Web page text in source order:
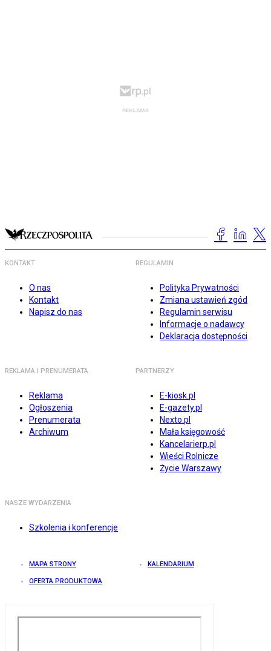
KONTAKT
O nas
Kontakt
Napisz do nas
REGULAMIN
Polityka Prywatności
Zmiana ustawień zgód
Regulamin serwisu
Informacje o nadawcy
Deklaracja dostępności
REKLAMA I PRENUMERATA
Reklama
Ogłoszenia
Prenumerata
Archiwum
PARTNERZY
E-kiosk.pl
E-gazety.pl
Nexto.pl
Mała księgowość
Kancelarierp.pl
Wieści Rolnicze
Życie Warszawy
NASZE WYDARZENIA
Szkolenia i konferencje
MAPA STRONY KALENDARIUM
OFERTA PRODUKTOWA